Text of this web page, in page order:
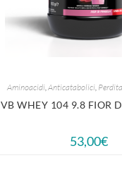
Aminoacidi, Anticatabolici,
VB WHEY 104 9.8 FIOR
53,00€